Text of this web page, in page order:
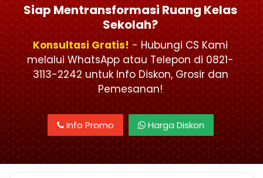
Siap Mentransformasi Ruang Kelas
Sekolah?
Konsultasi Gratis! - Hubungi CS Kami
melalui WhatsApp atau Telepon di 0821-
3113-2242 untuk Info Diskon, Grosir dan
Pemesanan!
Info Promo Harga Diskon